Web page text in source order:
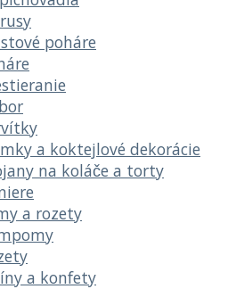
poháre
a koktejlové dekorácie
na koláče a torty
a rozety
a konfety